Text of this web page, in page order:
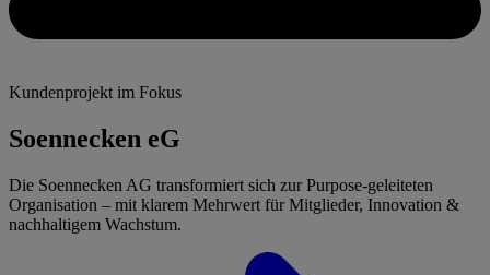
Kundenprojekt im Fokus
Soennecken eG
Die Soennecken AG transformiert sich zur Purpose-geleiteten
Organisation – mit klarem Mehrwert für Mitglieder, Innovation &
nachhaltigem Wachstum.